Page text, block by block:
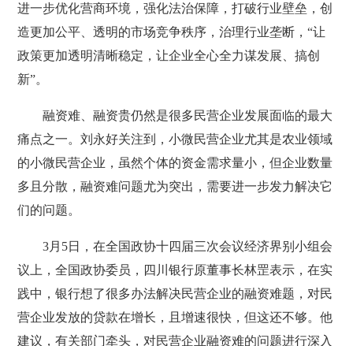
进一步优化营商环境，强化法治保障，打破行业壁垒，创
造更加公平、透明的市场竞争秩序，治理行业垄断，“让
政策更加透明清晰稳定，让企业全心全力谋发展、搞创
新”。
融资难、融资贵仍然是很多民营企业发展面临的最大
痛点之一。刘永好关注到，小微民营企业尤其是农业领域
的小微民营企业，虽然个体的资金需求量小，但企业数量
多且分散，融资难问题尤为突出，需要进一步发力解决它
们的问题。
3月5日，在全国政协十四届三次会议经济界别小组会
议上，全国政协委员，四川银行原董事长林罡表示，在实
践中，银行想了很多办法解决民营企业的融资难题，对民
营企业发放的贷款在增长，且增速很快，但这还不够。他
建议，有关部门牵头，对民营企业融资难的问题进行深入